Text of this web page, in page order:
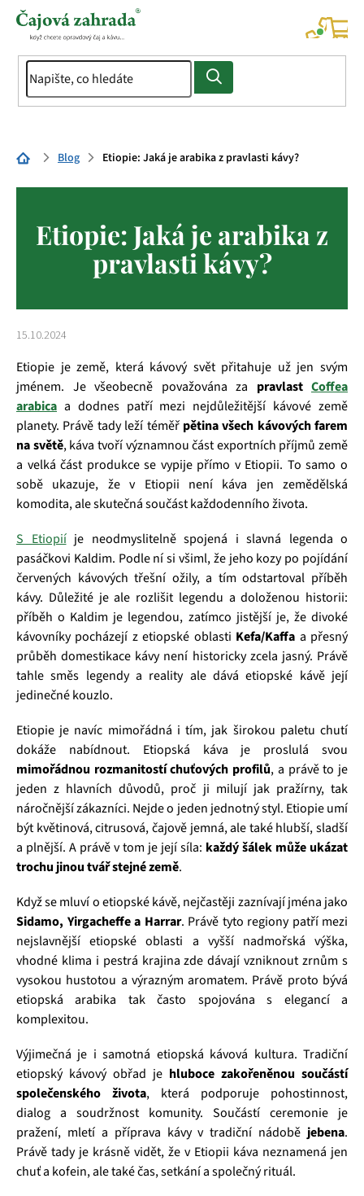
Přejít
Domů Blog Etiopie: Jaká je arabika z pravlasti kávy?
Etiopie: Jaká je arabika z
pravlasti kávy?
15.10.2024
Etiopie je země, která kávový svět přitahuje už jen svým
jménem. Je všeobecně považována za pravlast Coffea
arabica a dodnes patří mezi nejdůležitější kávové země
planety. Právě tady leží téměř pětina všech kávových farem
na světě, káva tvoří významnou část exportních příjmů země
a velká část produkce se vypije přímo v Etiopii. To samo o
sobě ukazuje, že v Etiopii není káva jen zemědělská
komodita, ale skutečná součást každodenního života.
S Etiopiíje neodmyslitelně spojená i slavná legenda o
pasáčkovi Kaldim. Podle ní si všiml, že jeho kozy po pojídání
červených kávových třešní ožily, a tím odstartoval příběh
kávy. Důležité je ale rozlišit legendu a doloženou historii:
příběh o Kaldim je legendou, zatímco jistější je, že divoké
kávovníky pocházejí z etiopské oblasti Kefa/Kaffa a přesný
průběh domestikace kávy není historicky zcela jasný. Právě
tahle směs legendy a reality ale dává etiopské kávě její
jedinečné kouzlo.
Etiopie je navíc mimořádná i tím, jak širokou paletu chutí
dokáže nabídnout. Etiopská káva je proslulá svou
mimořádnou rozmanitostí chuťových profilů, a právě to je
jeden z hlavních důvodů, proč ji milují jak pražírny, tak
náročnější zákazníci. Nejde o jeden jednotný styl. Etiopie umí
být květinová, citrusová, čajově jemná, ale také hlubší, sladší
a plnější. A právě v tom je její síla: každý šálek může ukázat
trochu jinou tvář stejné země.
Když se mluví o etiopské kávě, nejčastěji zaznívají jména jako
Sidamo, Yirgacheffe a Harrar. Právě tyto regiony patří mezi
nejslavnější etiopské oblasti a vyšší nadmořská výška,
vhodné klima i pestrá krajina zde dávají vzniknout zrnům s
vysokou hustotou a výrazným aromatem. Právě proto bývá
etiopská arabika tak často spojována s elegancí a
komplexitou.
Výjimečná je i samotná etiopská kávová kultura. Tradiční
etiopský kávový obřad je hluboce zakořeněnou součástí
společenského života, která podporuje pohostinnost,
dialog a soudržnost komunity. Součástí ceremonie je
pražení, mletí a příprava kávy v tradiční nádobě jebena.
Právě tady je krásně vidět, že v Etiopii káva neznamená jen
chuť a kofein, ale také čas, setkání a společný rituál.